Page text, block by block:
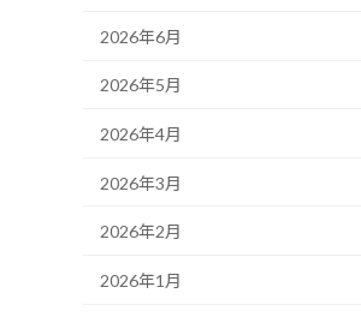
2026年6月
2026年5月
2026年4月
2026年3月
2026年2月
2026年1月